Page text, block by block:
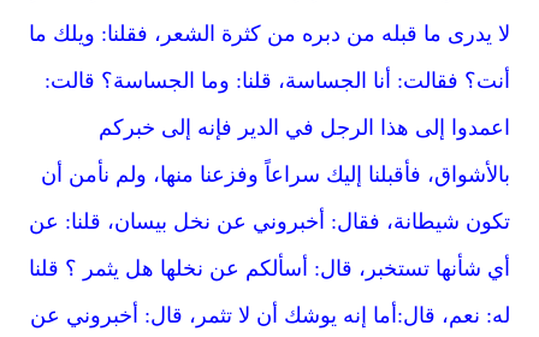
لا يدرى ما قبله من دبره من كثرة الشعر، فقلنا: ويلك ما
أنت؟ فقالت: أنا الجساسة، قلنا: وما الجساسة؟ قالت:
اعمدوا إلى هذا الرجل في الدير فإنه إلى خبركم
بالأشواق، فأقبلنا إليك سراعاً وفزعنا منها، ولم نأمن أن
تكون شيطانة، فقال: أخبروني عن نخل بيسان، قلنا: عن
أي شأنها تستخبر، قال: أسألكم عن نخلها هل يثمر ؟ قلنا
له: نعم، قال:أما إنه يوشك أن لا تثمر، قال: أخبروني عن